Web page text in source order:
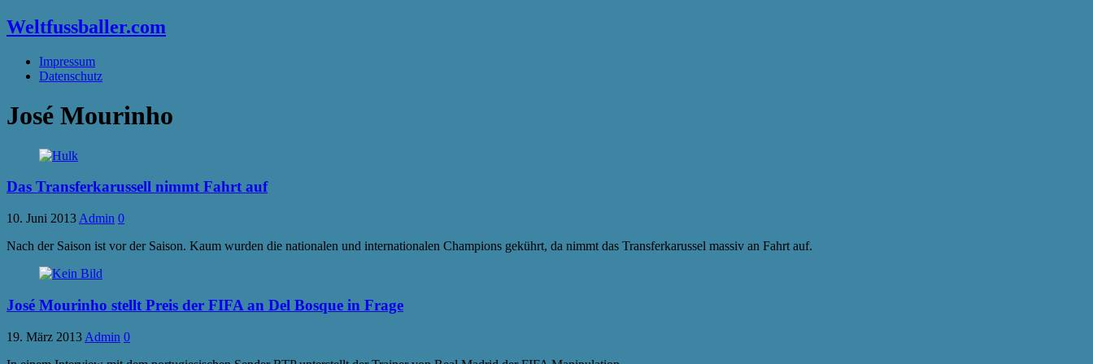
Weltfussballer.com
Impressum
Datenschutz
José Mourinho
Das Transferkarussell nimmt Fahrt auf
10. Juni 2013 Admin 0
Nach der Saison ist vor der Saison. Kaum wurden die nationalen und internationalen Champions gekührt, da nimmt das Transferkarussel massiv an Fahrt auf.
José Mourinho stellt Preis der FIFA an Del Bosque in Frage
19. März 2013 Admin 0